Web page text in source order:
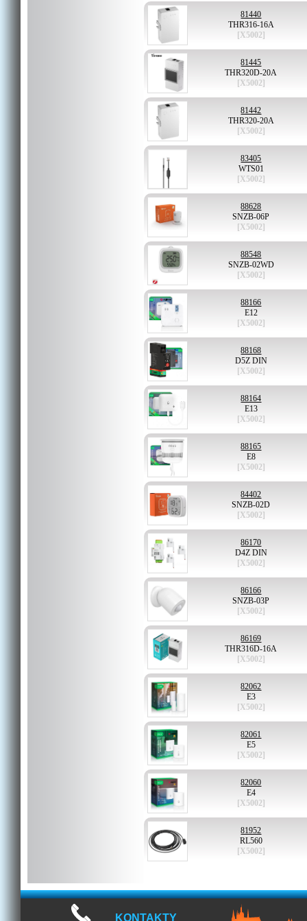
81440
THR316-16A
[X5002]
81445
THR320D-20A
[X5002]
81442
THR320-20A
[X5002]
83405
WTS01
[X5002]
88628
SNZB-06P
[X5002]
88548
SNZB-02WD
[X5002]
88166
E12
[X5002]
88168
D5Z DIN
[X5002]
88164
E13
[X5002]
88165
E8
[X5002]
84402
SNZB-02D
[X5002]
86170
D4Z DIN
[X5002]
86166
SNZB-03P
[X5002]
86169
THR316D-16A
[X5002]
82062
E3
[X5002]
82061
E5
[X5002]
82060
E4
[X5002]
81952
RL560
[X5002]
KONTAKTY